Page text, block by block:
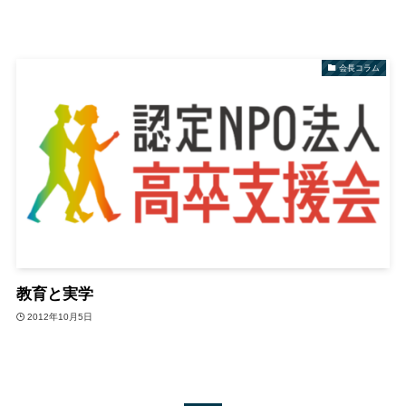
会長コラム
教育と実学
2012年10月5日